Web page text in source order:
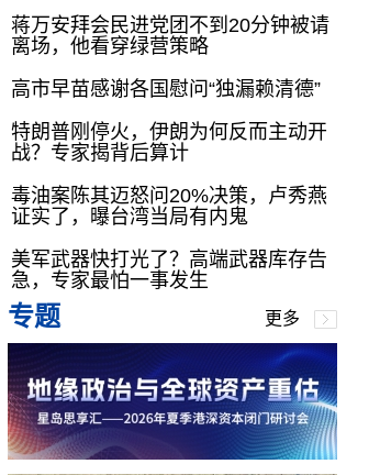
蒋万安拜会民进党团不到20分钟被请
离场，他看穿绿营策略
高市早苗感谢各国慰问“独漏赖清德”
特朗普刚停火，伊朗为何反而主动开
战？专家揭背后算计
毒油案陈其迈怒问20%决策，卢秀燕
证实了，曝台湾当局有内鬼
美军武器快打光了？高端武器库存告
急，专家最怕一事发生
专题 更多